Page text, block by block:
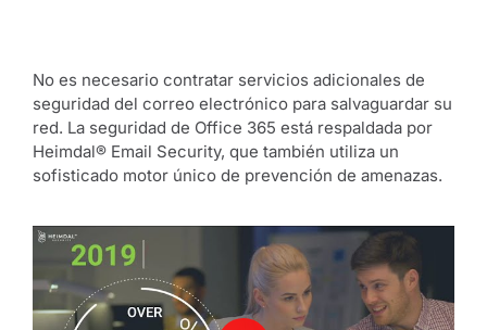
No es necesario contratar servicios adicionales de
seguridad del correo electrónico para salvaguardar su
red. La seguridad de Office 365 está respaldada por
Heimdal® Email Security, que también utiliza un
sofisticado motor único de prevención de amenazas.